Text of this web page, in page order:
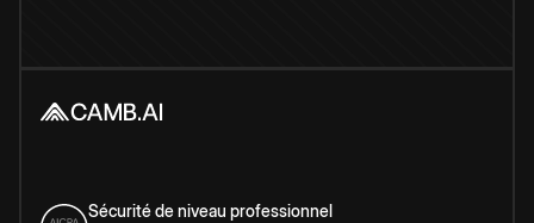
Sécurité de niveau professionnel